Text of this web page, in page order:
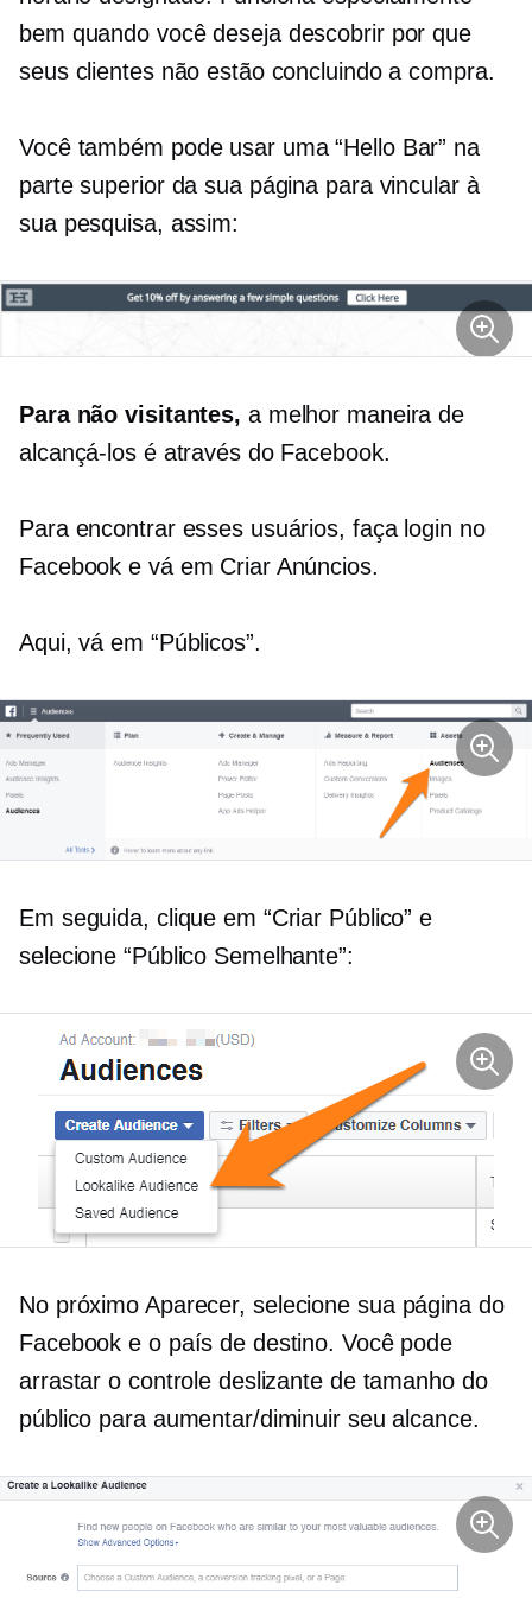
bem quando você deseja descobrir por que
seus clientes não estão concluindo a compra.
Você também pode usar uma “Hello Bar” na
parte superior da sua página para vincular à
sua pesquisa, assim:
Para não visitantes, a melhor maneira de
alcançá-los é através do Facebook.
Para encontrar esses usuários, faça login no
Facebook e vá em Criar Anúncios.
Aqui, vá em “Públicos”.
Em seguida, clique em “Criar Público” e
selecione “Público Semelhante”:
No próximo Aparecer, selecione sua página do
Facebook e o país de destino. Você pode
arrastar o controle deslizante de tamanho do
público para aumentar/diminuir seu alcance.